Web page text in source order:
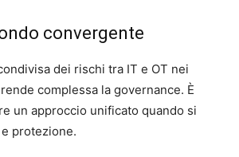
convergente
dei rischi tra IT e OT nei
complessa la governance. È
un approccio unificato quando si
protezione.